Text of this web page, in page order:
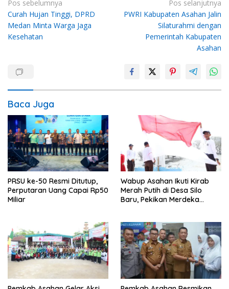
Navigasi
pos
Pos sebelumnya
Curah Hujan Tinggi, DPRD
Medan Minta Warga Jaga
Kesehatan
Pos selanjutnya
PWRI Kabupaten Asahan Jalin
Silaturahmi dengan
Pemerintah Kabupaten
Asahan
Baca Juga
PRSU ke-50 Resmi Ditutup,
Perputaran Uang Capai Rp50
Miliar
Wabup Asahan Ikuti Kirab
Merah Putih di Desa Silo
Baru, Pekikan Merdeka